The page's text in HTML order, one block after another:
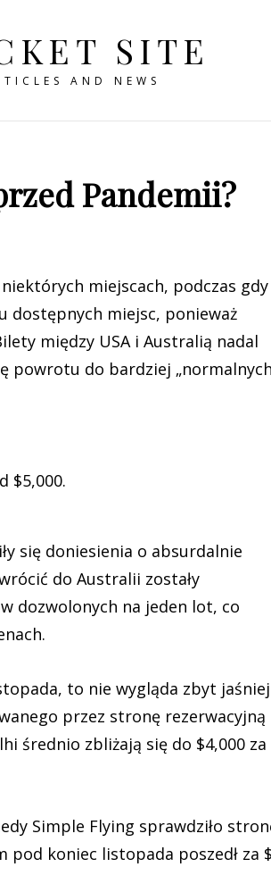
SITE
AND NEWS
Pandemii?
miejscach, podczas
dostępnych miejsc, ponieważ
między USA i Australią nadal
powrotu do bardziej
$5,000.
się doniesienia o absurdalnie
do Australii zostały
dozwolonych na jeden lot, co
to nie wygląda zbyt jaśniej
przez stronę rezerwacyjną
średnio zbliżają się do $4,000 za
Simple Flying sprawdziło
pod koniec listopada poszedł za